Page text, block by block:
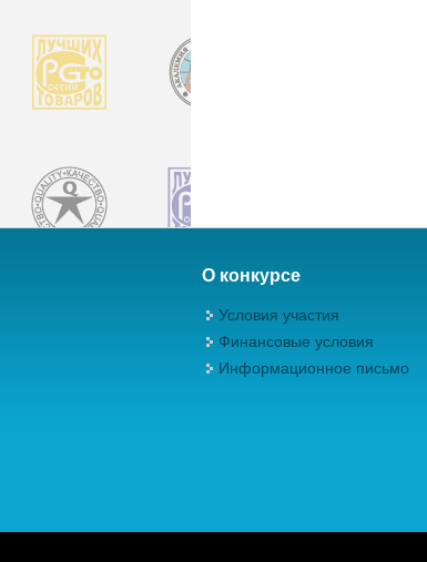
О конкурсе
Условия участия
Финансовые условия
Информационное письмо